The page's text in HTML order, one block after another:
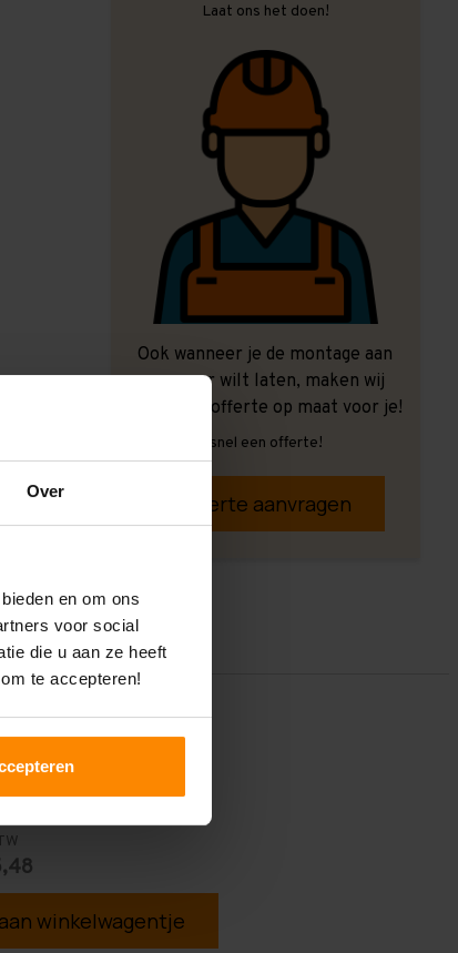
Over
en om ons
voor social
die u aan ze heeft
te accepteren!
Laat ons het doen!
Ook wanneer je de montage aan
ons over wilt laten, maken wij
graag een offerte op maat voor je!
Vrijblijvend, snel een offerte!
Offerte aanvragen
winkelwagentje